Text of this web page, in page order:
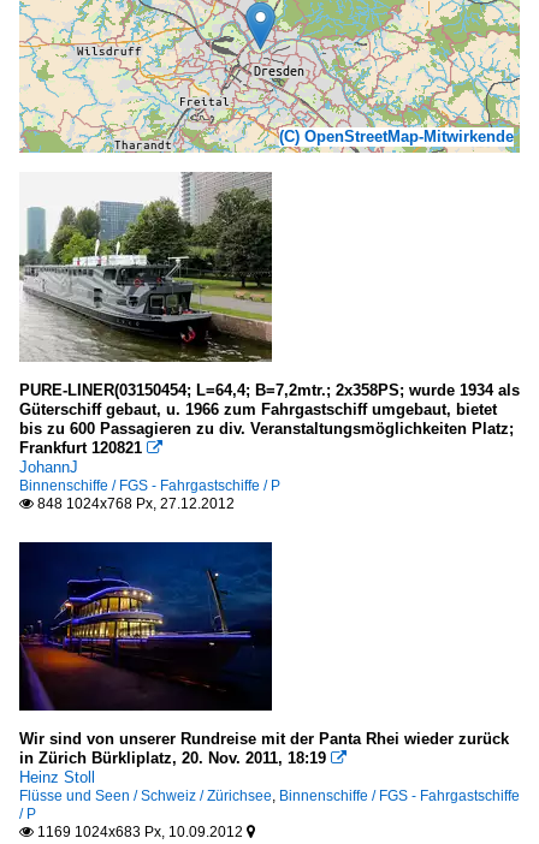
(C) OpenStreetMap-Mitwirkende
PURE-LINER(03150454; L=64,4; B=7,2mtr.; 2x358PS; wurde 1934 als
Güterschiff gebaut, u. 1966 zum Fahrgastschiff umgebaut, bietet
bis zu 600 Passagieren zu div. Veranstaltungsmöglichkeiten Platz;
Frankfurt 120821 
JohannJ
Binnenschiffe / FGS - Fahrgastschiffe / P
 848 1024x768 Px, 27.12.2012
Wir sind von unserer Rundreise mit der Panta Rhei wieder zurück
in Zürich Bürkliplatz, 20. Nov. 2011, 18:19 
Heinz Stoll
Flüsse und Seen / Schweiz / Zürichsee, Binnenschiffe / FGS - Fahrgastschiffe
/ P
 1169 1024x683 Px, 10.09.2012 